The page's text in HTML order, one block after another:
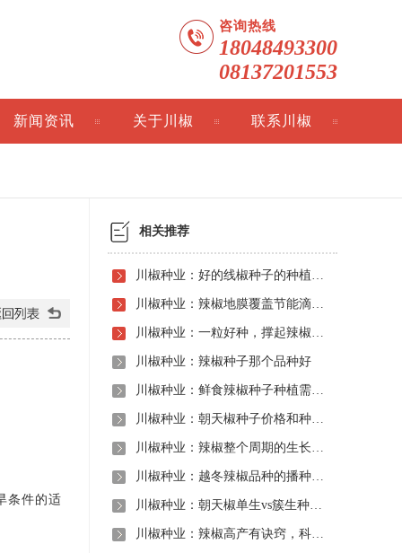
咨询热线
18048493300
08137201553
新闻资讯 关于川椒 联系川椒
条件的适
相关推荐
川椒种业：好的线椒种子的种植优势
川椒种业：辣椒地膜覆盖节能滴灌栽培——小苗定植期精细管理指南
川椒种业：一粒好种，撑起辣椒种植的丰收事业
川椒种业：辣椒种子那个品种好
川椒种业：鲜食辣椒种子种植需要天天浇水吗？
川椒种业：朝天椒种子价格和种植方法是怎样的？
川椒种业：辣椒整个周期的生长发育特性
川椒种业：越冬辣椒品种的播种方式应该如何选择?
川椒种业：朝天椒单生vs簇生种子，选对不选贵，关键看这点！
川椒种业：辣椒高产有诀窍，科学移栽是关键